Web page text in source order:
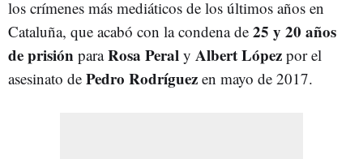
los crímenes más mediáticos de los últimos años en
Cataluña, que acabó con la condena de 25 y 20 años
de prisión paraRosa Peral y Albert López por el
asesinato de Pedro Rodríguez en mayo de 2017.